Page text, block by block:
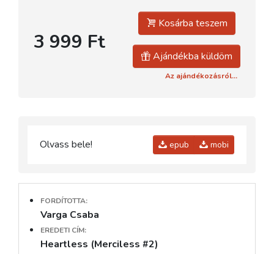
3 999 Ft
Kosárba teszem
Ajándékba küldöm
Az ajándékozásról...
Olvass bele! epub mobi
FORDÍTOTTA:
Varga Csaba
EREDETI CÍM:
Heartless (Merciless #2)